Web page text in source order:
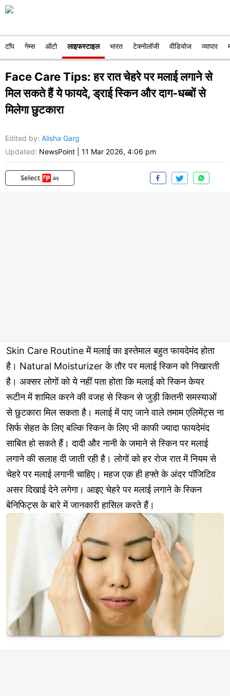
टॉप गेम्स ऑटो लाइफस्टाइल भारत टेक्नोलॉजी वीडियोज व्यापार
Face Care Tips: हर रात चेहरे पर मलाई लगाने से
मिल सकते हैं ये फायदे, ड्राई स्किन और दाग-धब्बों से
मिलेगा छुटकारा
Edited by: Alisha Garg
Updated: NewsPoint 11 Mar 2026, 4:06 pm
Skin Care Routine में मलाई का इस्तेमाल बहुत फायदेमंद होता
है। Natural Moisturizer के तौर पर मलाई स्किन को निखारती
है। अक्सर लोगों को ये नहीं पता होता कि मलाई को स्किन केयर
रूटीन में शामिल करने की वजह से स्किन से जुड़ी कितनी समस्याओं
से छुटकारा मिल सकता है। मलाई में पाए जाने वाले तमाम एलिमेंट्स ना
सिर्फ सेहत के लिए बल्कि स्किन के लिए भी काफी ज्यादा फायदेमंद
साबित हो सकते हैं। दादी और नानी के जमाने से स्किन पर मलाई
लगाने की सलाह दी जाती रही है। लोगों को हर रोज रात में नियम से
चेहरे पर मलाई लगानी चाहिए। महज एक ही हफ्ते के अंदर पॉजिटिव
असर दिखाई देने लगेगा। आइए चेहरे पर मलाई लगाने के स्किन
बेनिफिट्स के बारे में जानकारी हासिल करते हैं।